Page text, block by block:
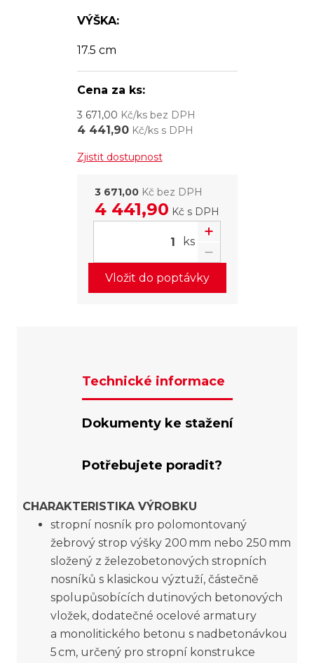
VÝŠKA:
17.5 cm
Cena za ks:
3 671,00 Kč/ks bez DPH
4 441,90Kč/ks s DPH
Zjistit dostupnost
3 671,00 Kč bez DPH
4 441,90 Kč s DPH
ks
Vložit do poptávky
Technické informace
Dokumenty ke stažení
Potřebujete poradit?
CHARAKTERISTIKA VÝROBKU
stropní nosník pro polomontovaný
žebrový strop výšky 200 mm nebo 250 mm
složený z železobetonových stropních
nosníků s klasickou výztuží, částečně
spolupůsobících dutinových betonových
vložek, dodatečné ocelové armatury
a monolitického betonu s nadbetonávkou
5 cm, určený pro stropní konstrukce